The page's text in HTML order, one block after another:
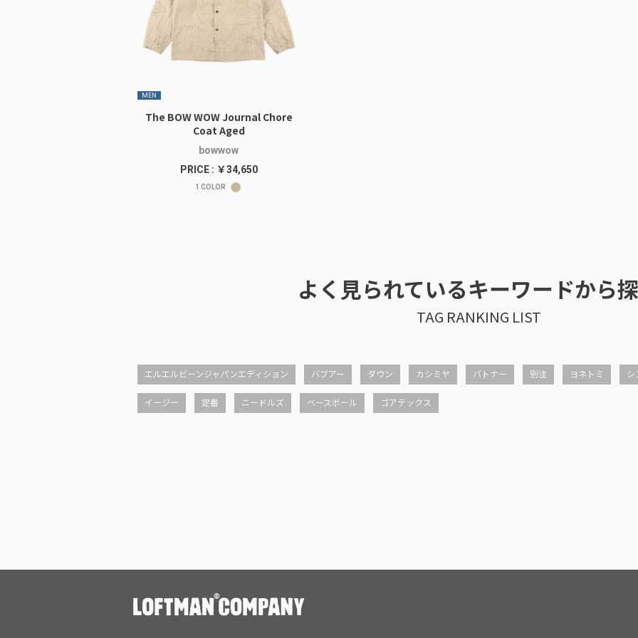
MEN
The BOW WOW Journal Chore
Coat Aged
bowwow
PRICE : ￥34,650
1 COLOR
よく見られているキーワードから
エルエルビーンジャパンエディション バブアー ダウン カシミヤ バトナー 別注 ヨネトミ シ
イージー 定番 ニードルズ ベースボール ゴアテックス